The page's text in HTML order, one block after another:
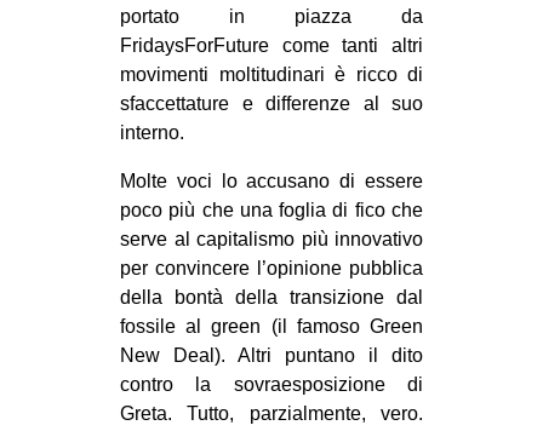
portato in piazza da
FridaysForFuture come tanti altri
movimenti moltitudinari è ricco di
sfaccettature e differenze al suo
interno.
Molte voci lo accusano di essere
poco più che una foglia di fico che
serve al capitalismo più innovativo
per convincere l’opinione pubblica
della bontà della transizione dal
fossile al green (il famoso Green
New Deal). Altri puntano il dito
contro la sovraesposizione di
Greta. Tutto, parzialmente, vero.